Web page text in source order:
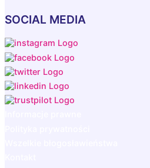
SOCIAL MEDIA